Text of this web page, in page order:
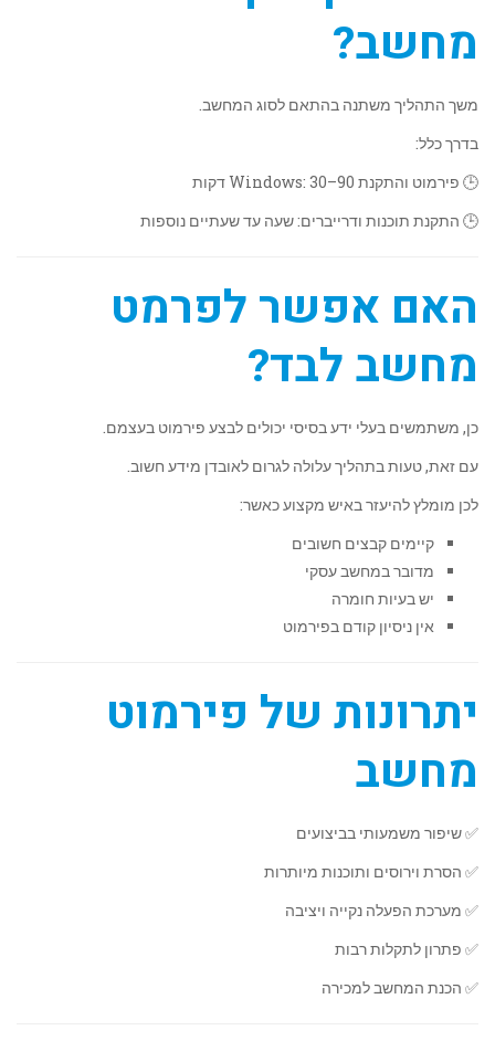
מחשב?
משך התהליך משתנה בהתאם לסוג המחשב.
בדרך כלל:
🕒 פירמוט והתקנת Windows: 30–90 דקות
🕒 התקנת תוכנות ודרייברים: שעה עד שעתיים נוספות
האם אפשר לפרמט
מחשב לבד?
כן, משתמשים בעלי ידע בסיסי יכולים לבצע פירמוט בעצמם.
עם זאת, טעות בתהליך עלולה לגרום לאובדן מידע חשוב.
לכן מומלץ להיעזר באיש מקצוע כאשר:
קיימים קבצים חשובים
מדובר במחשב עסקי
יש בעיות חומרה
אין ניסיון קודם בפירמוט
יתרונות של פירמוט
מחשב
✅ שיפור משמעותי בביצועים
✅ הסרת וירוסים ותוכנות מיותרות
✅ מערכת הפעלה נקייה ויציבה
✅ פתרון לתקלות רבות
✅ הכנת המחשב למכירה